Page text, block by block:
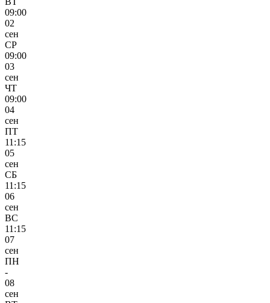
09:00
02
сен
СР
09:00
03
сен
ЧТ
09:00
04
сен
ПТ
11:15
05
сен
СБ
11:15
06
сен
ВС
11:15
07
сен
ПН
-
08
сен